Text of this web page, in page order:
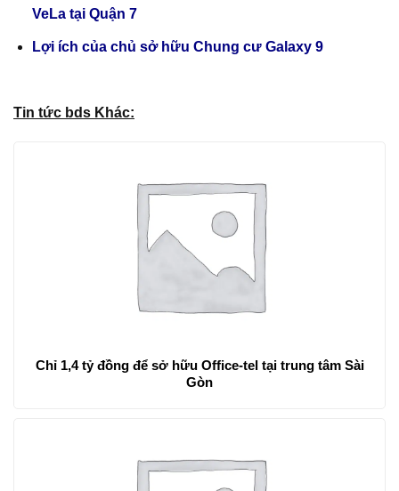
VeLa tại Quận 7
Lợi ích của chủ sở hữu Chung cư Galaxy 9
Tin tức bds Khác:
Chỉ 1,4 tỷ đồng để sở hữu Office-tel tại trung tâm Sài
Gòn